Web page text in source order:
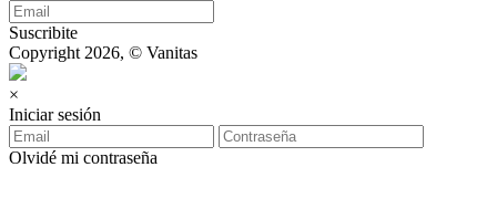
Suscribite
Copyright 2026, © Vanitas
×
Iniciar sesión
Olvidé mi contraseña